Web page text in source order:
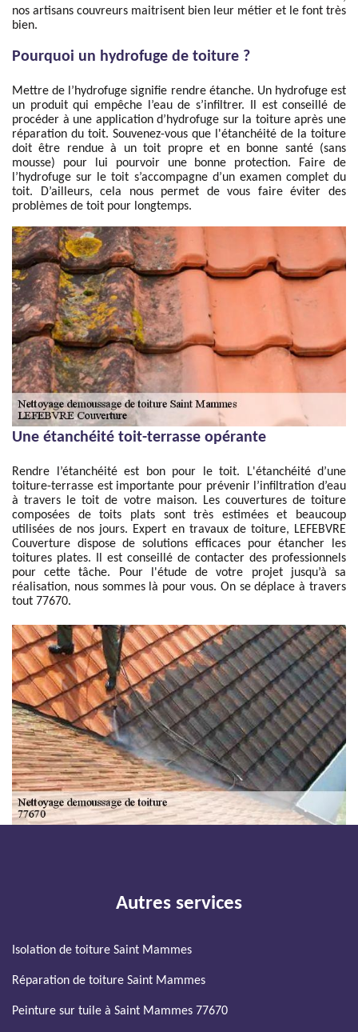
nos artisans couvreurs maitrisent bien leur métier et le font très
bien.
Pourquoi un hydrofuge de toiture ?
Mettre de l’hydrofuge signifie rendre étanche. Un hydrofuge est
un produit qui empêche l’eau de s’infiltrer. Il est conseillé de
procéder à une application d’hydrofuge sur la toiture après une
réparation du toit. Souvenez-vous que l'étanchéité de la toiture
doit être rendue à un toit propre et en bonne santé (sans
mousse) pour lui pourvoir une bonne protection. Faire de
l’hydrofuge sur le toit s’accompagne d’un examen complet du
toit. D’ailleurs, cela nous permet de vous faire éviter des
problèmes de toit pour longtemps.
Une étanchéité toit-terrasse opérante
Rendre l’étanchéité est bon pour le toit. L'étanchéité d’une
toiture-terrasse est importante pour prévenir l’infiltration d’eau
à travers le toit de votre maison. Les couvertures de toiture
composées de toits plats sont très estimées et beaucoup
utilisées de nos jours. Expert en travaux de toiture, LEFEBVRE
Couverture dispose de solutions efficaces pour étancher les
toitures plates. Il est conseillé de contacter des professionnels
pour cette tâche. Pour l'étude de votre projet jusqu’à sa
réalisation, nous sommes là pour vous. On se déplace à travers
tout 77670.
Autres services
Isolation de toiture Saint Mammes
Réparation de toiture Saint Mammes
Peinture sur tuile à Saint Mammes 77670